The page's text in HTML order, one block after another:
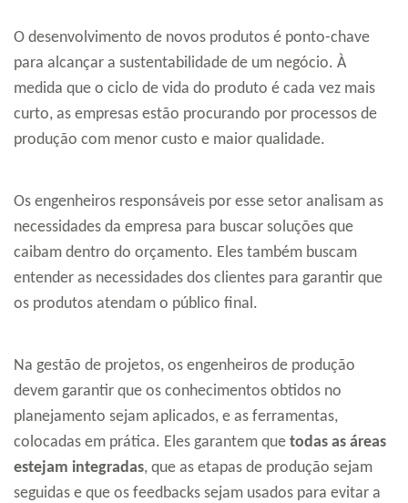
O desenvolvimento de novos produtos é ponto-chave
para alcançar a sustentabilidade de um negócio. À
medida que o ciclo de vida do produto é cada vez mais
curto, as empresas estão procurando por processos de
produção com menor custo e maior qualidade.
Os engenheiros responsáveis por esse setor analisam as
necessidades da empresa para buscar soluções que
caibam dentro do orçamento. Eles também buscam
entender as necessidades dos clientes para garantir que
os produtos atendam o público final.
Na gestão de projetos, os engenheiros de produção
devem garantir que os conhecimentos obtidos no
planejamento sejam aplicados, e as ferramentas,
colocadas em prática. Eles garantem que todas as áreas
estejam integradas, que as etapas de produção sejam
seguidas e que os feedbacks sejam usados para evitar a